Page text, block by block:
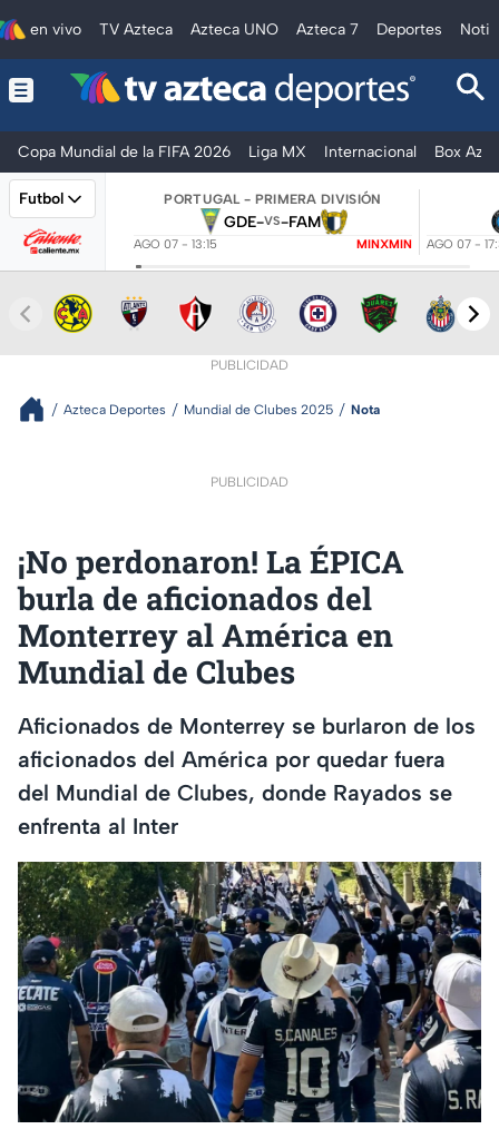
en vivo TV Azteca Azteca UNO Azteca 7 Deportes
Copa Mundial de la FIFA 2026 Liga MX Internacional Box
Futbol PORTUGAL - PRIMERA DIVISIÓN
GDE-VS-FAM
AGO 07 - 13:15 MINXMIN AGO 07 -
PUBLICIDAD
Azteca Deportes Mundial de Clubes 2025 Nota
PUBLICIDAD
¡No perdonaron! La ÉPICA
burla de aficionados del
Monterrey al América en
Mundial de Clubes
Aficionados de Monterrey se burlaron de los
aficionados del América por quedar fuera
del Mundial de Clubes, donde Rayados se
enfrenta al Inter